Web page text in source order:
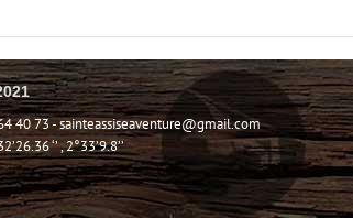
40 73 -sainteassiseaventure@gmail.com
‘’ , 2°33’9.8’’